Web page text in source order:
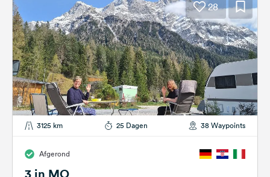
28
3125 km 25 Dagen 38 Waypoints
Afgerond
3 in MO